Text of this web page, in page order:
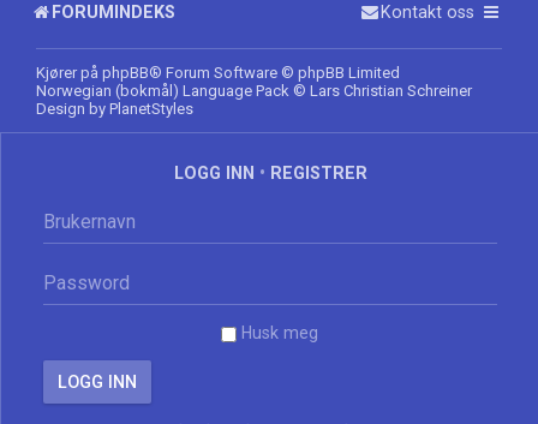
FORUMINDEKS Kontakt oss
Kjører på phpBB® Forum Software © phpBB Limited
Norwegian (bokmål) Language Pack © Lars Christian Schreiner
Design by PlanetStyles
LOGG INN • REGISTRER
Husk meg